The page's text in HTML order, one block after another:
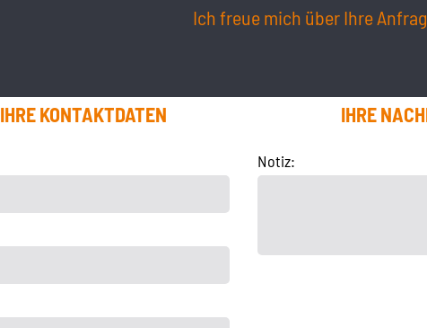
Ich freue mich über Ihre
IHRE KONTAKTDATEN IHRE
Notiz: